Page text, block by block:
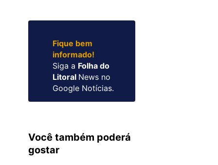
Fique bem
informado!
Siga a Folha do
Litoral News no
Google Notícias.
Você também poderá
gostar